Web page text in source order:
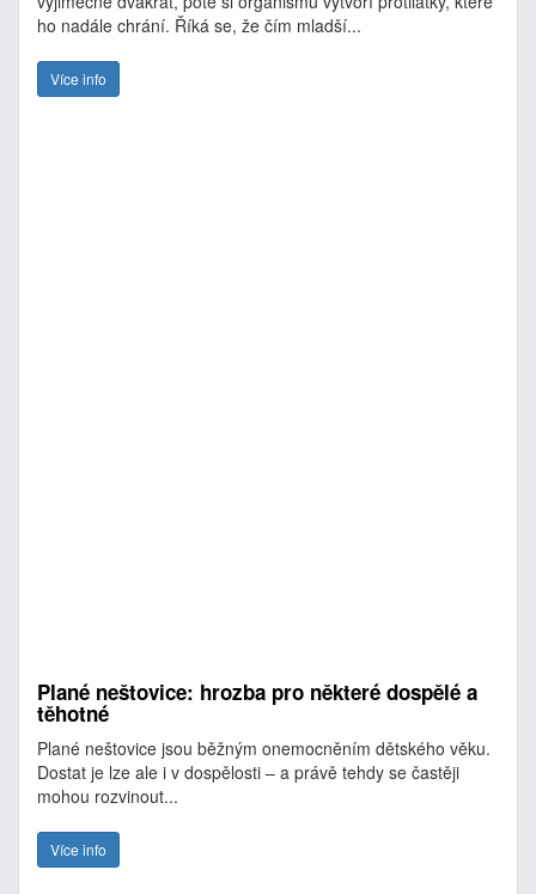
ho nadále chrání. Říká se, že čím mladší...
Více info
Plané neštovice: hrozba pro některé dospělé a
těhotné
Plané neštovice jsou běžným onemocněním dětského věku.
Dostat je lze ale i v dospělosti – a právě tehdy se častěji
mohou rozvinout...
Více info